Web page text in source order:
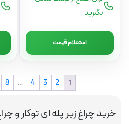
بگیرید
استعلام قیمت
1
2
3
4
…
8
خرید چراغ زیر پله ای توکار و